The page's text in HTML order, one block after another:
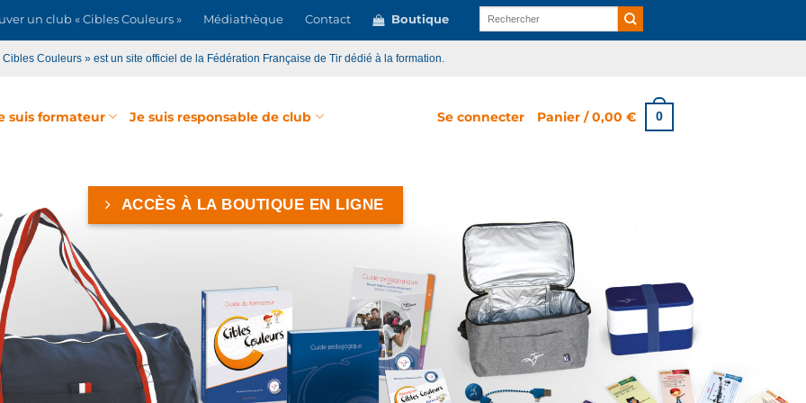
un club « Cibles Couleurs » Médiathèque Contact Boutique
Recherche
pour :
Cibles Couleurs » est un site officiel de la Fédération Française de Tir dédié à la formation.
suis formateur Je suis responsable de club Se connecter Panier /0,00€ 0
ACCÈS À LA BOUTIQUE EN LIGNE